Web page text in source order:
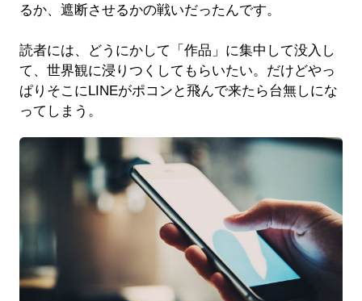
るか、遮断させるかの戦いだったんです。
読者には、どうにかして「作品」に集中して没入し
て、世界観に浸りつくしてもらいたい。だけどやっ
ぱりそこにLINEがポコンと飛んで来たら台無しにな
ってしまう。